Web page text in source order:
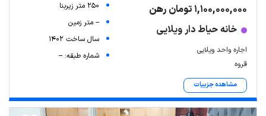
1,100,000,000 تومان رهن
خانه حیاط دار ویلایی
اجاره واحد ویلایی
قروه
مشاهده جزییات
250 متر زیربنا
-- متر زمین
سال ساخت 1402
شماره طبقه: --